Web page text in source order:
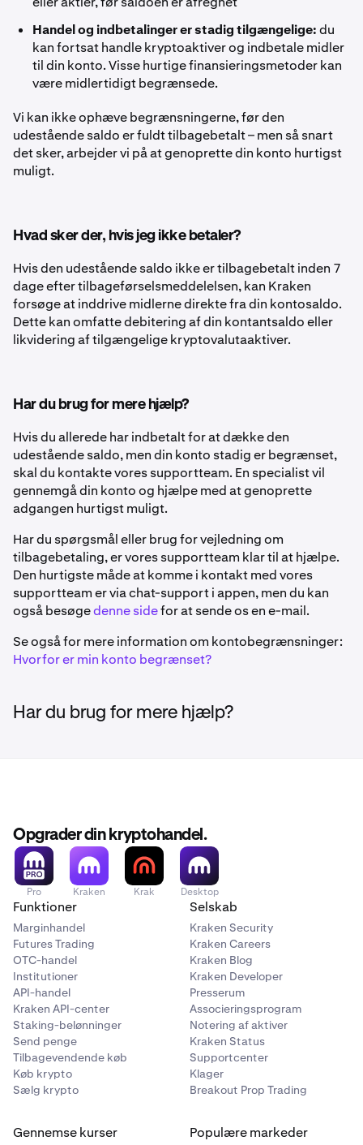
Handel og indbetalinger er stadig tilgængelige:du
kan fortsat handle kryptoaktiver og indbetale midler
til din konto. Visse hurtige finansieringsmetoder kan
være midlertidigt begrænsede.
Vi kan ikke ophæve begrænsningerne, før den
udestående saldo er fuldt tilbagebetalt – men så snart
det sker, arbejder vi på at genoprette din konto hurtigst
muligt.
Hvad sker der, hvis jeg ikke betaler?
Hvis den udestående saldo ikke er tilbagebetalt inden 7
dage efter tilbageførselsmeddelelsen, kan Kraken
forsøge at inddrive midlerne direkte fra din kontosaldo.
Dette kan omfatte debitering af din kontantsaldo eller
likvidering af tilgængelige kryptovalutaaktiver.
Har du brug for mere hjælp?
Hvis du allerede har indbetalt for at dække den
udestående saldo, men din konto stadig er begrænset,
skal du kontakte vores supportteam. En specialist vil
gennemgå din konto og hjælpe med at genoprette
adgangen hurtigst muligt.
Har du spørgsmål eller brug for vejledning om
tilbagebetaling, er vores supportteam klar til at hjælpe.
Den hurtigste måde at komme i kontakt med vores
supportteam er via chat-support i appen, men du kan
også besøgedenne sidefor at sende os en e-mail.
Se også for mere information om kontobegrænsninger:
Hvorfor er min konto begrænset?
Har du brug for mere hjælp?
Opgrader din kryptohandel.
Pro Kraken Krak Desktop
Funktioner
Marginhandel
Futures Trading
OTC-handel
Institutioner
API-handel
Kraken API-center
Staking-belønninger
Send penge
Tilbagevendende køb
Køb krypto
Sælg krypto
Selskab
Kraken Security
Kraken Careers
Kraken Blog
Kraken Developer
Presserum
Associeringsprogram
Notering af aktiver
Kraken Status
Supportcenter
Klager
Breakout Prop Trading
Gennemse kurser Populære markeder